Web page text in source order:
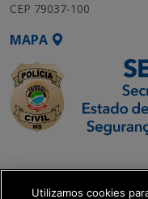
CEP 79037-100
MAPA
Executiva de
Transformação
Utilizamos cookies